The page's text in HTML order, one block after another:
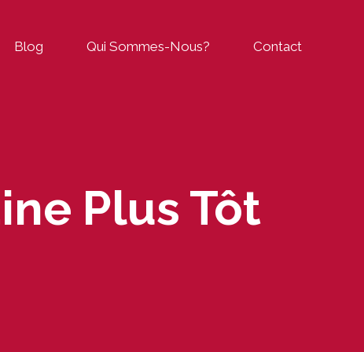
Blog Qui Sommes-Nous? Contact
Plus Tôt